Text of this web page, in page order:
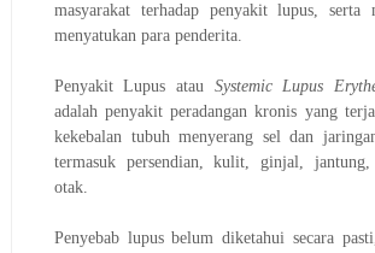
masyarakat terhadap penyakit lupus, serta
menyatukan para penderita.
Penyakit Lupus atau Systemic Lupus
adalah penyakit peradangan kronis yang
kekebalan tubuh menyerang sel dan
termasuk persendian, kulit, ginjal,
otak.
Penyebab lupus belum diketahui secara